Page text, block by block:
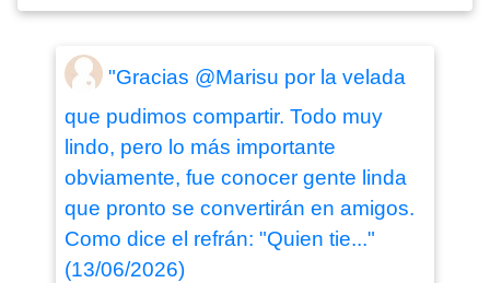
"Gracias @Marisu por la velada
que pudimos compartir. Todo muy
lindo, pero lo más importante
obviamente, fue conocer gente linda
que pronto se convertirán en amigos.
Como dice el refrán: "Quien tie..."
(13/06/2026)